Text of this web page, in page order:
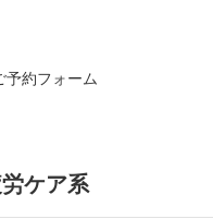
予約フォーム
ケア系